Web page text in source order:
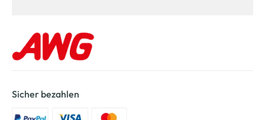
Sicher bezahlen